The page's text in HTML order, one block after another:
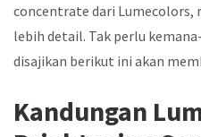
concentrate dari Lumecolors,
lebih detail. Tak perlu
disajikan berikut ini akan
Kandungan